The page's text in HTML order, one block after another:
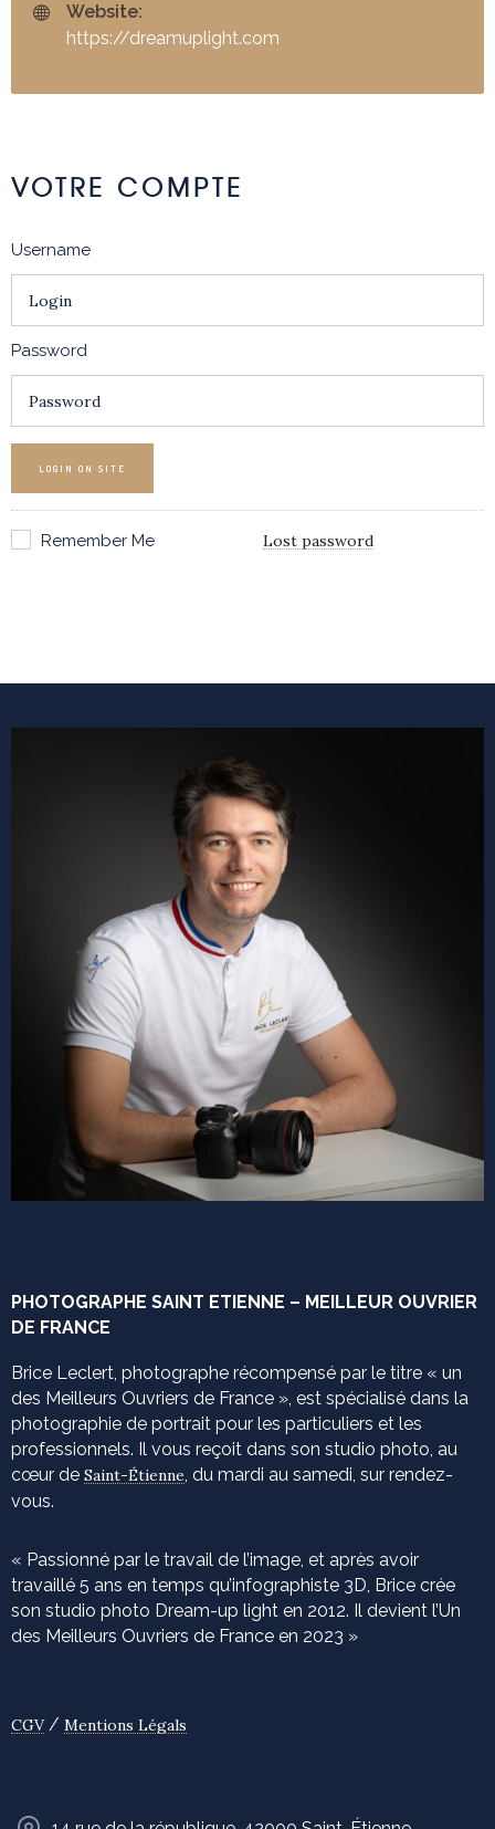
Website:
https://dreamuplight.com
VOTRE COMPTE
Username
Password
LOGIN ON SITE
Remember Me Lost password
PHOTOGRAPHE SAINT ETIENNE – MEILLEUR OUVRIER
DE FRANCE
Brice Leclert, photographe récompensé par le titre « un
des Meilleurs Ouvriers de France », est spécialisé dans la
photographie de portrait pour les particuliers et les
professionnels. Il vous reçoit dans son studio photo, au
cœur de Saint-Étienne , du mardi au samedi, sur rendez-
vous.
« Passionné par le travail de l’image, et après avoir
travaillé 5 ans en temps qu’infographiste 3D, Brice crée
son studio photo Dream-up light en 2012. Il devient l’Un
des Meilleurs Ouvriers de France en 2023 »
CGV/ Mentions Légals